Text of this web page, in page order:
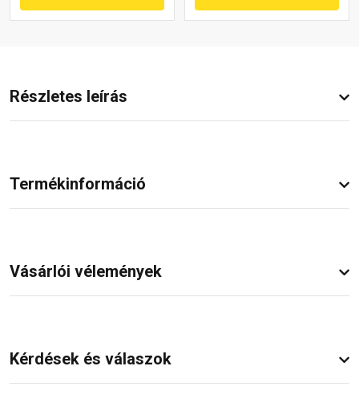
Részletes leírás
Termékinformáció
Vásárlói vélemények
Kérdések és válaszok